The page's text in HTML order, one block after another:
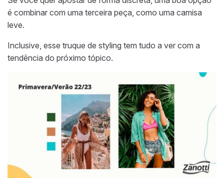
é combinar com uma terceira peça, como uma camisa
leve.
Inclusive, esse truque de styling tem tudo a ver com a
tendência do próximo tópico.